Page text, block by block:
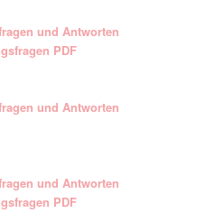
und Antworten
PDF
und Antworten
und Antworten
PDF